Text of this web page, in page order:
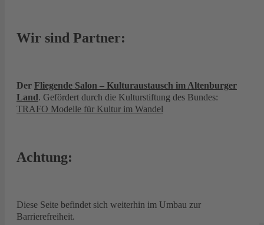
Wir sind Partner:
Der Fliegende Salon – Kulturaustausch im Altenburger
Land. Gefördert durch die Kulturstiftung des Bundes:
TRAFO Modelle für Kultur im Wandel
Achtung:
Diese Seite befindet sich weiterhin im Umbau zur
Barrierefreiheit.